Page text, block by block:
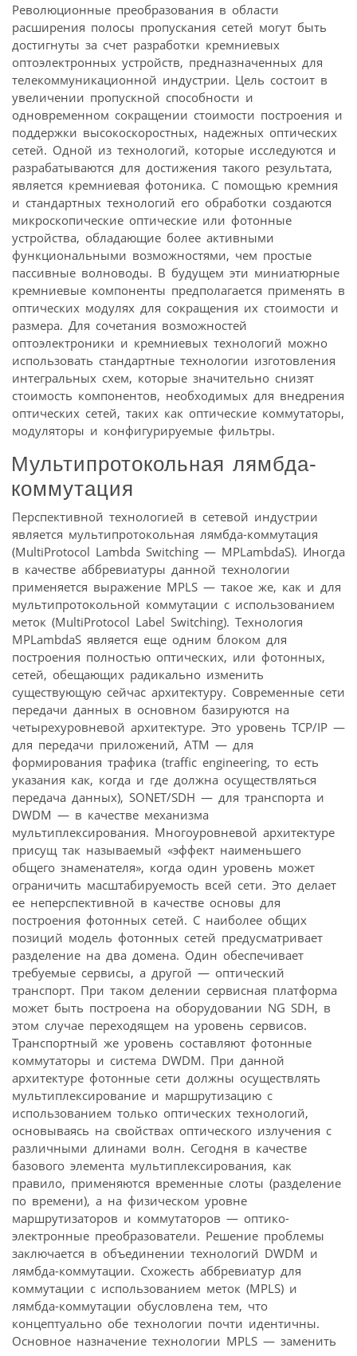
Революционные преобразования в области
расширения полосы пропускания сетей могут быть
достигнуты за счет разработки кремниевых
оптоэлектронных устройств, предназначенных для
телекоммуникационной индустрии. Цель состоит в
увеличении пропускной способности и
одновременном сокращении стоимости построения и
поддержки высокоскоростных, надежных оптических
сетей. Одной из технологий, которые исследуются и
разрабатываются для достижения такого результата,
является кремниевая фотоника. С помощью кремния
и стандартных технологий его обработки создаются
микроскопические оптические или фотонные
устройства, обладающие более активными
функциональными возможностями, чем простые
пассивные волноводы. В будущем эти миниатюрные
кремниевые компоненты предполагается применять в
оптических модулях для сокращения их стоимости и
размера. Для сочетания возможностей
оптоэлектроники и кремниевых технологий можно
использовать стандартные технологии изготовления
интегральных схем, которые значительно снизят
стоимость компонентов, необходимых для внедрения
оптических сетей, таких как оптические коммутаторы,
модуляторы и конфигурируемые фильтры.
Мультипротокольная лямбда-
коммутация
Перспективной технологией в сетевой индустрии
является мультипротокольная лямбда-коммутация
(MultiProtocol Lambda Switching — MPLambdaS). Иногда
в качестве аббревиатуры данной технологии
применяется выражение MPLS — такое же, как и для
мультипротокольной коммутации с использованием
меток (MultiProtocol Label Switching). Технология
MPLambdaS является еще одним блоком для
построения полностью оптических, или фотонных,
сетей, обещающих радикально изменить
существующую сейчас архитектуру. Современные сети
передачи данных в основном базируются на
четырехуровневой архитектуре. Это уровень TCP/IP —
для передачи приложений, АТМ — для
формирования трафика (traffic engineering, то есть
указания как, когда и где должна осуществляться
передача данных), SONET/SDH — для транспорта и
DWDM — в качестве механизма
мультиплексирования. Многоуровневой архитектуре
присущ так называемый «эффект наименьшего
общего знаменателя», когда один уровень может
ограничить масштабируемость всей сети. Это делает
ее неперспективной в качестве основы для
построения фотонных сетей. С наиболее общих
позиций модель фотонных сетей предусматривает
разделение на два домена. Один обеспечивает
требуемые сервисы, а другой — оптический
транспорт. При таком делении сервисная платформа
может быть построена на оборудовании NG SDH, в
этом случае переходящем на уровень сервисов.
Транспортный же уровень составляют фотонные
коммутаторы и система DWDM. При данной
архитектуре фотонные сети должны осуществлять
мультиплексирование и маршрутизацию с
использованием только оптических технологий,
основываясь на свойствах оптического излучения с
различными длинами волн. Сегодня в качестве
базового элемента мультиплексирования, как
правило, применяются временные слоты (разделение
по времени), а на физическом уровне
маршрутизаторов и коммутаторов — оптико-
электронные преобразователи. Решение проблемы
заключается в объединении технологий DWDM и
лямбда-коммутации. Схожесть аббревиатур для
коммутации с использованием меток (MPLS) и
лямбда-коммутации обусловлена тем, что
концептуально обе технологии почти идентичны.
Основное назначение технологии MPLS — заменить